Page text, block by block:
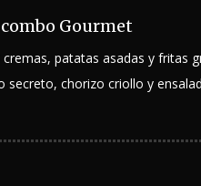
Gourmet
cremas, patatas asadas y fritas
secreto, chorizo criollo y